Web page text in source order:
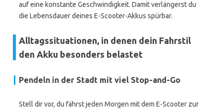
auf eine konstante Geschwindigkeit. Damit verlängerst du
die Lebensdauer deines E-Scooter-Akkus spürbar.
Alltagssituationen, in denen dein Fahrstil
den Akku besonders belastet
Pendeln in der Stadt mit viel Stop-and-Go
Stell dir vor, du fährst jeden Morgen mit dem E-Scooter zur